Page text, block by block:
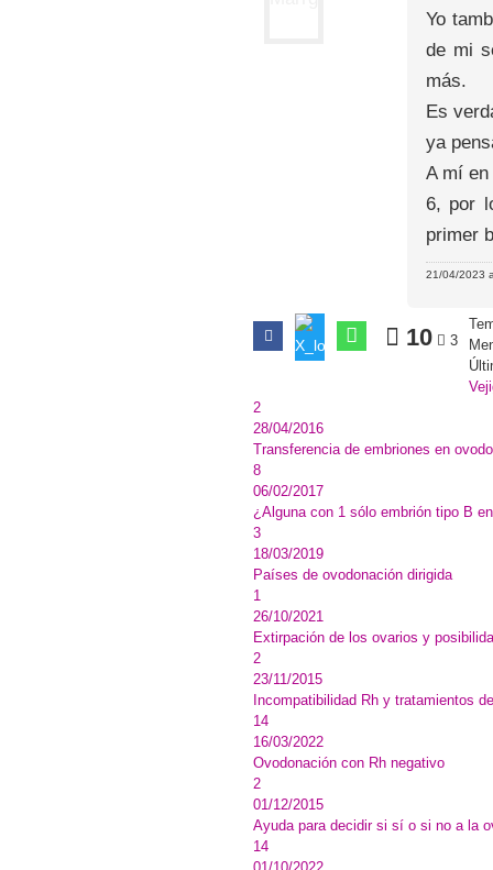
Yo
de mi
más.
Es
ya
A mí
6, por
primer
21/04/2023
10 3
2
28/04/2016
Transferencia de embriones en
8
06/02/2017
¿Alguna con 1 sólo embrión tipo B
3
18/03/2019
Países de ovodonación dirigida
1
26/10/2021
Extirpación de los ovarios y
2
23/11/2015
Incompatibilidad Rh y tratamientos
14
16/03/2022
Ovodonación con Rh negativo
2
01/12/2015
Ayuda para decidir si sí o si no a la
14